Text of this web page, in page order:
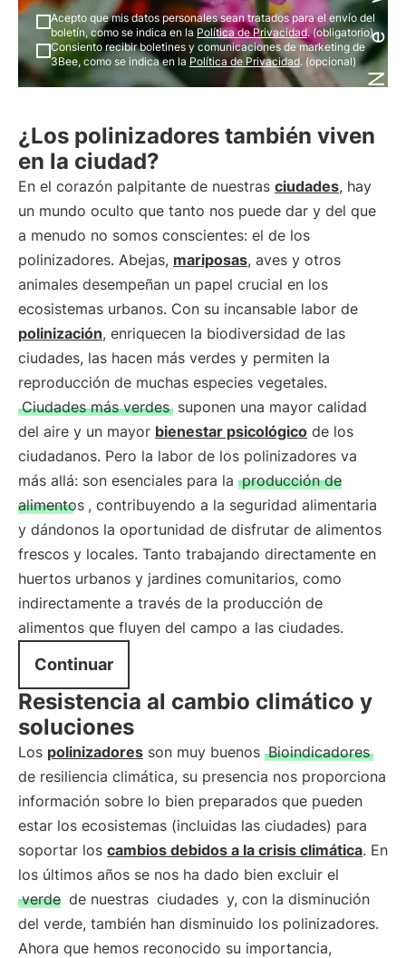
Acepto que mis datos personales sean tratados para el envío del
boletín, como se indica en la Política de Privacidad. (obligatorio)
Consiento recibir boletines y comunicaciones de marketing de
3Bee, como se indica en la Política de Privacidad. (opcional)
¿Los polinizadores también viven
en la ciudad?
En el corazón palpitante de nuestras ciudades, hay
un mundo oculto que tanto nos puede dar y del que
a menudo no somos conscientes: el de los
polinizadores. Abejas, mariposas, aves y otros
animales desempeñan un papel crucial en los
ecosistemas urbanos. Con su incansable labor de
polinización, enriquecen la biodiversidad de las
ciudades, las hacen más verdes y permiten la
reproducción de muchas especies vegetales.
Ciudades más verdes suponen una mayor calidad
del aire y un mayor bienestar psicológico de los
ciudadanos. Pero la labor de los polinizadores va
más allá: son esenciales para la producción de
alimentos , contribuyendo a la seguridad alimentaria
y dándonos la oportunidad de disfrutar de alimentos
frescos y locales. Tanto trabajando directamente en
huertos urbanos y jardines comunitarios, como
indirectamente a través de la producción de
alimentos que fluyen del campo a las ciudades.
Continuar
Resistencia al cambio climático y
soluciones
Los polinizadores son muy buenos Bioindicadores
de resiliencia climática, su presencia nos proporciona
información sobre lo bien preparados que pueden
estar los ecosistemas (incluidas las ciudades) para
soportar los cambios debidos a la crisis climática. En
los últimos años se nos ha dado bien excluir el
verde de nuestras ciudades y, con la disminución
del verde, también han disminuido los polinizadores.
Ahora que hemos reconocido su importancia,